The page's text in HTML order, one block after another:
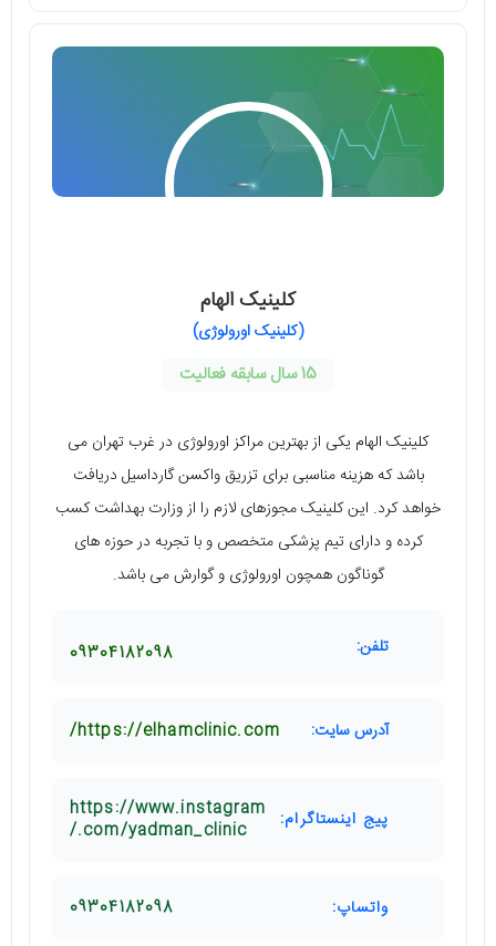
کلینیک الهام
(کلینیک اورولوژی)
15 سال سابقه فعالیت
کلینیک الهام یکی از بهترین مراکز اورولوژی در غرب تهران می
‌باشد که هزینه مناسبی برای تزریق واکسن گارداسیل دریافت
خواهد کرد. این کلینیک مجوزهای لازم را از وزارت بهداشت کسب
کرده و دارای تیم پزشکی متخصص و با تجربه در حوزه ‌های
گوناگون همچون اورولوژی و گوارش می ‌باشد.
تلفن: 09304182098
آدرس سایت: https://elhamclinic.com/
پیج اینستاگرام:
https://www.instagram
.com/yadman_clinic/
واتساپ: 09304182098